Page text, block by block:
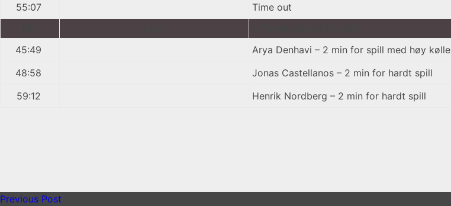
55:07
Time out
45:49
Arya Denhavi – 2 min for spill med høy kølle
48:58
Jonas Castellanos – 2 min for hardt spill
59:12
Henrik Nordberg – 2 min for hardt spill
Previous Post